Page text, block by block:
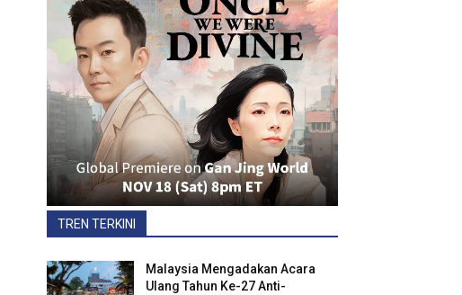
TREN TERKINI
Malaysia Mengadakan Acara
Ulang Tahun Ke-27 Anti-